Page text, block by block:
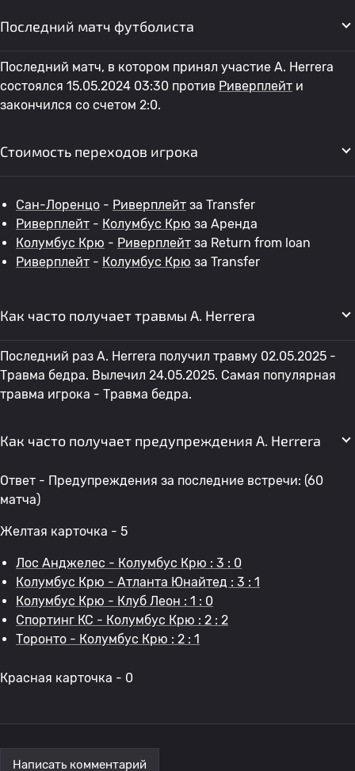
Последний матч футболиста
Последний матч, в котором принял участие A. Herrera
состоялся 15.05.2024 03:30 против Риверплейт и
закончился со счетом 2:0.
Стоимость переходов игрока
Сан-Лоренцо - Риверплейт за Transfer
Риверплейт - Колумбус Крю за Аренда
Колумбус Крю - Риверплейт за Return from loan
Риверплейт - Колумбус Крю за Transfer
Как часто получает травмы A. Herrera
Последний раз A. Herrera получил травму 02.05.2025 -
Травма бедра. Вылечил 24.05.2025. Самая популярная
травма игрока - Травма бедра.
Как часто получает предупреждения A. Herrera
Ответ - Предупреждения за последние встречи: (60
матча)
Желтая карточка - 5
Лос Анджелес - Колумбус Крю : 3 : 0
Колумбус Крю - Атланта Юнайтед : 3 : 1
Колумбус Крю - Клуб Леон : 1 : 0
Спортинг КС - Колумбус Крю : 2 : 2
Торонто - Колумбус Крю : 2 : 1
Красная карточка - 0
Написать комментарий